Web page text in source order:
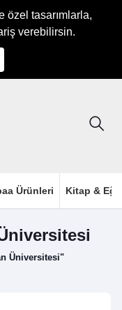
özel tasarımlarla,
verebilirsin.
Ürünleri Kitap &
Üniversitesi"